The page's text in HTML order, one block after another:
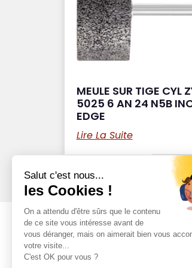
MEULE SUR TIGE CYL
5025 6 AN 24 N5B
EDGE
Lire La Suite